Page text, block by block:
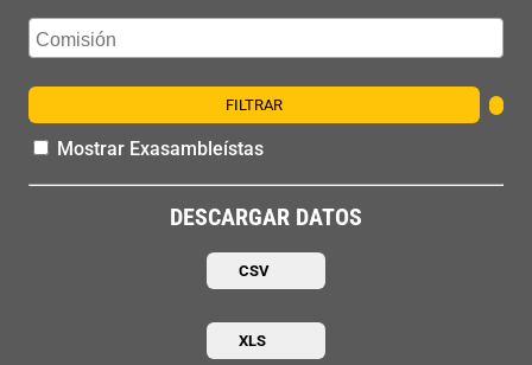
FILTRAR
Mostrar Exasambleístas
DESCARGAR DATOS
CSV
XLS